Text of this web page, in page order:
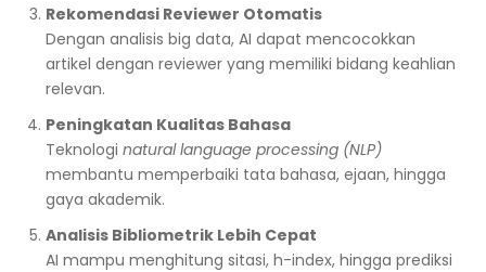
Rekomendasi Reviewer Otomatis
Dengan analisis big data, AI dapat mencocokkan
artikel dengan reviewer yang memiliki bidang keahlian
relevan.
Peningkatan Kualitas Bahasa
Teknologi natural language processing (NLP)
membantu memperbaiki tata bahasa, ejaan, hingga
gaya akademik.
Analisis Bibliometrik Lebih Cepat
AI mampu menghitung sitasi, h-index, hingga prediksi